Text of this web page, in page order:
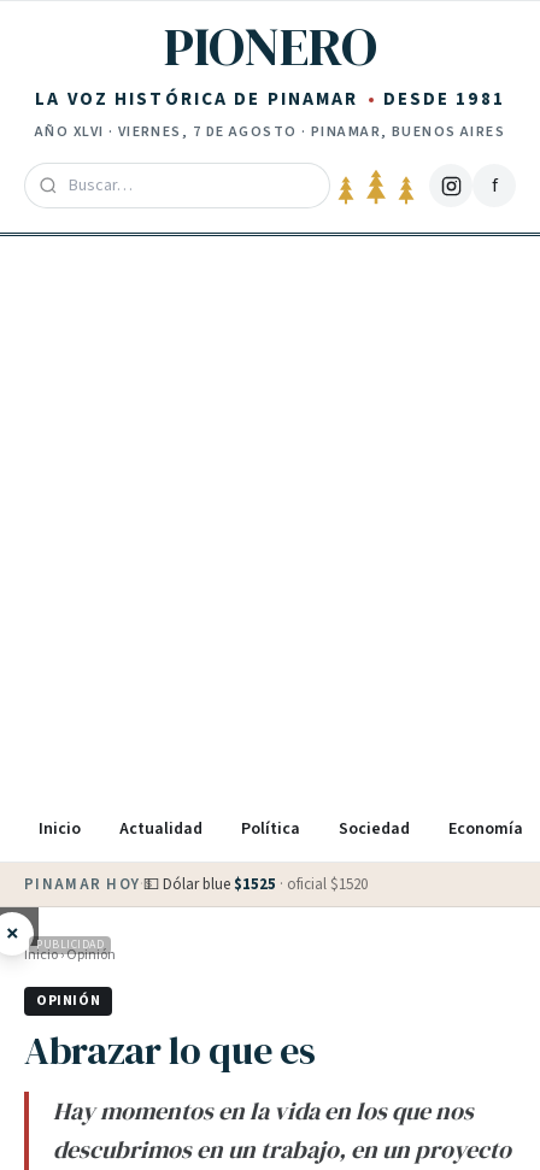
PIONERO
LA VOZ HISTÓRICA DE PINAMAR DESDE 1981
AÑO XLVI · VIERNES, 7 DE AGOSTO · PINAMAR, BUENOS AIRES
f
Inicio Actualidad Política Sociedad Economía
PINAMAR HOY·💵 Dólar blue $1525 · oficial $1520
× PUBLICIDAD
Inicio›Opinión
OPINIÓN
Abrazar lo que es
Hay momentos en la vida en los que nos
descubrimos en un trabajo, en un proyecto